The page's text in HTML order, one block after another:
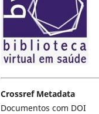
Crossref Metadata
Documentos com DOI